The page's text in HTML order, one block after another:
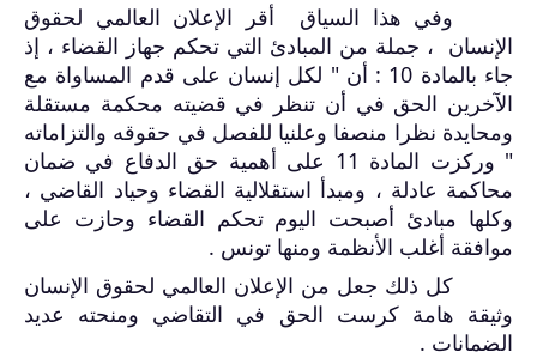
وفي هذا السياق أقر الإعلان العالمي لحقوق
الإنسان ، جملة من المبادئ التي تحكم جهاز القضاء ، إذ
جاء بالمادة 10 : أن " لكل إنسان على قدم المساواة مع
الآخرين الحق في أن تنظر في قضيته محكمة مستقلة
ومحايدة نظرا منصفا وعلنيا للفصل في حقوقه والتزاماته
" وركزت المادة 11 على أهمية حق الدفاع في ضمان
محاكمة عادلة ، ومبدأ استقلالية القضاء وحياد القاضي ،
وكلها مبادئ أصبحت اليوم تحكم القضاء وحازت على
موافقة أغلب الأنظمة ومنها تونس .
كل ذلك جعل من الإعلان العالمي لحقوق الإنسان
وثيقة هامة كرست الحق في التقاضي ومنحته عديد
الضمانات .